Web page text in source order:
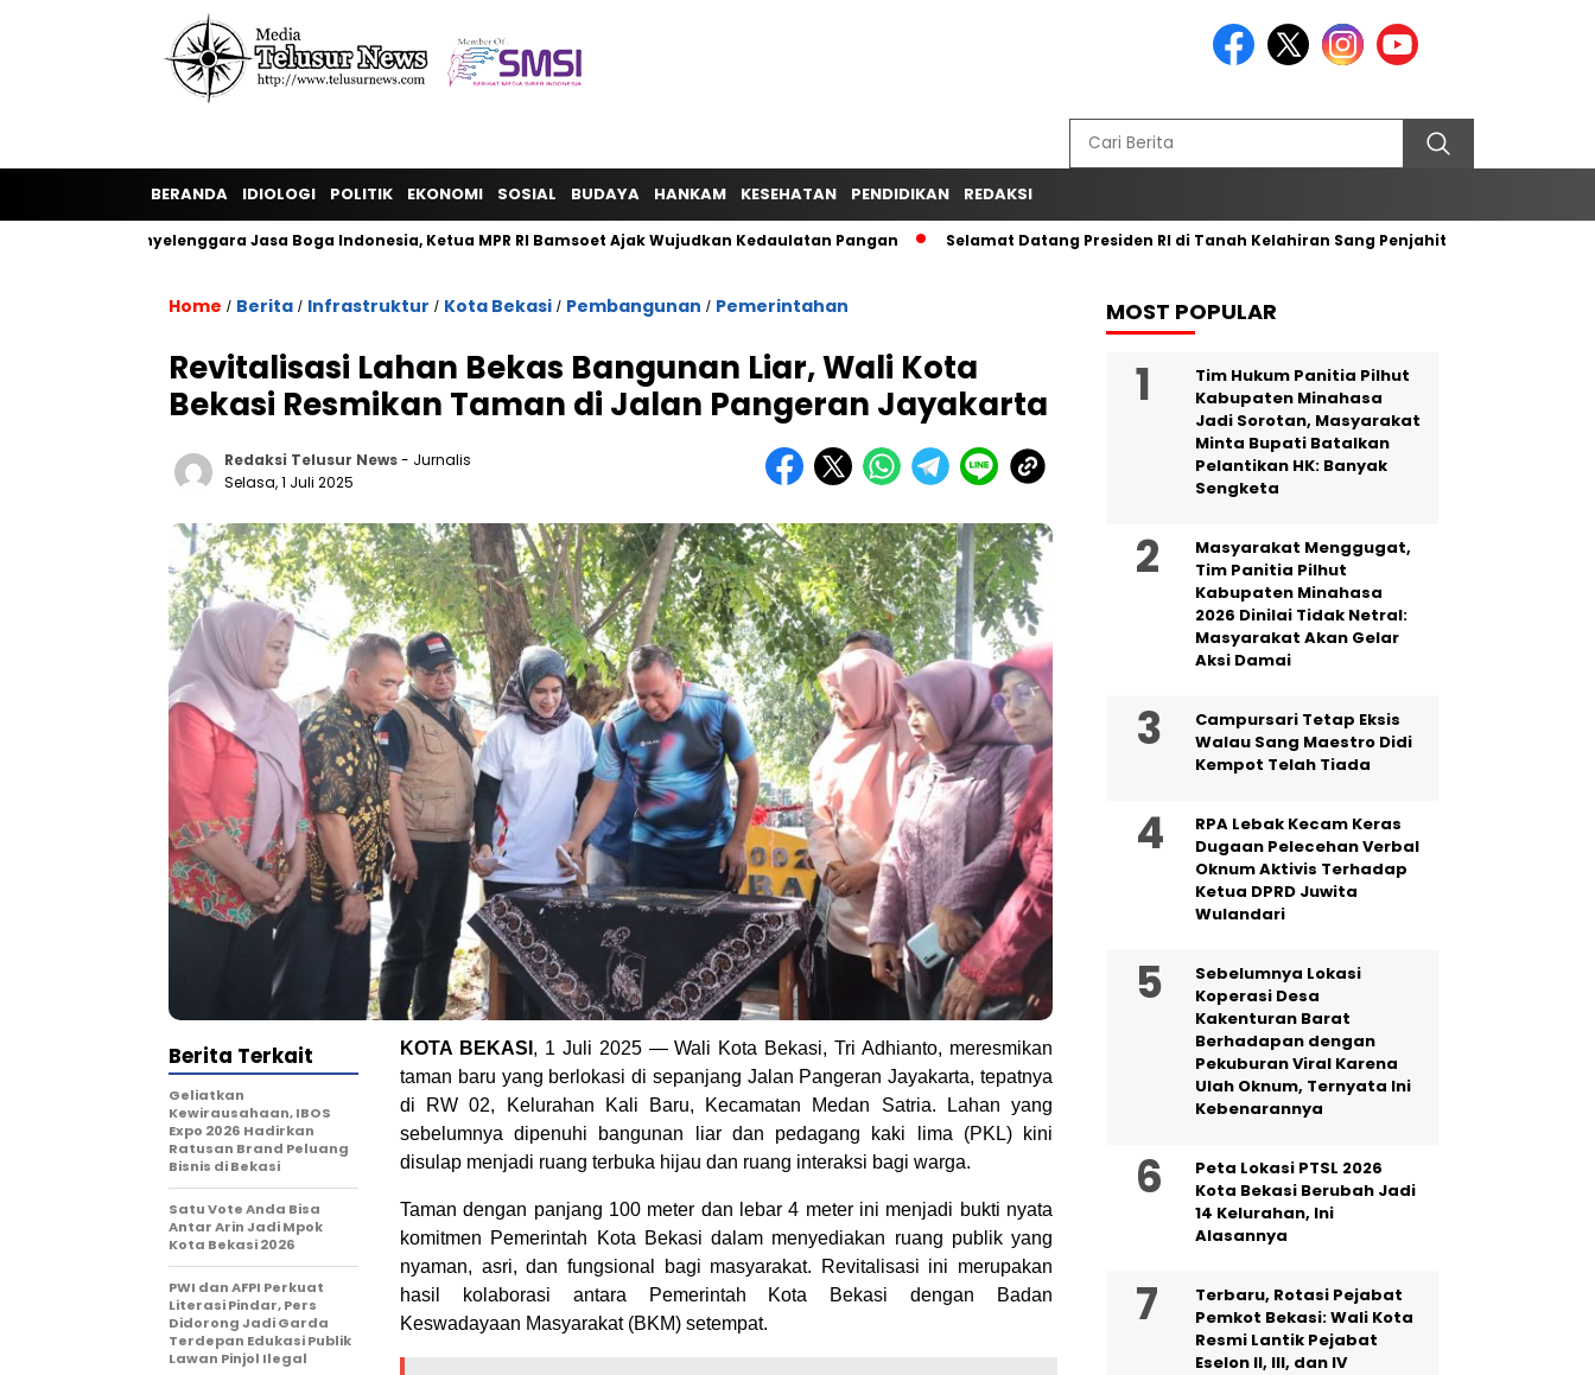
BERANDA IDIOLOGI POLITIK EKONOMI SOSIAL BUDAYA HANKAM KESEHATAN PENDIDIKAN REDAKSI
Penyelenggara Jasa Boga Indonesia, Ketua MPR RI Bamsoet Ajak Wujudkan Kedaulatan Pangan Selamat Datang Presiden RI di Tanah Kelahiran Sang Penjahit Bendera Merah Putih
Home / Berita / Infrastruktur / Kota Bekasi / Pembangunan / Pemerintahan
Revitalisasi Lahan Bekas Bangunan Liar, Wali Kota
Bekasi Resmikan Taman di Jalan Pangeran Jayakarta
Redaksi Telusur News- Jurnalis
Selasa, 1 Juli 2025
KOTA BEKASI , 1 Juli 2025 — Wali Kota Bekasi, Tri Adhianto, meresmikan
taman baru yang berlokasi di sepanjang Jalan Pangeran Jayakarta, tepatnya
di RW 02, Kelurahan Kali Baru, Kecamatan Medan Satria. Lahan yang
sebelumnya dipenuhi bangunan liar dan pedagang kaki lima (PKL) kini
disulap menjadi ruang terbuka hijau dan ruang interaksi bagi warga.
Taman dengan panjang 100 meter dan lebar 4 meter ini menjadi bukti nyata
komitmen Pemerintah Kota Bekasi dalam menyediakan ruang publik yang
nyaman, asri, dan fungsional bagi masyarakat. Revitalisasi ini merupakan
hasil kolaborasi antara Pemerintah Kota Bekasi dengan Badan
Keswadayaan Masyarakat (BKM) setempat.
Berita Terkait
‎Geliatkan
Kewirausahaan, IBOS
Expo 2026 Hadirkan
Ratusan Brand Peluang
Bisnis di Bekasi
Satu Vote Anda Bisa
Antar Arin Jadi Mpok
Kota Bekasi 2026
PWI dan AFPI Perkuat
Literasi Pindar, Pers
Didorong Jadi Garda
Terdepan Edukasi Publik
Lawan Pinjol Ilegal
MOST POPULAR
Tim Hukum Panitia Pilhut
Kabupaten Minahasa
Jadi Sorotan, Masyarakat
Minta Bupati Batalkan
Pelantikan HK: Banyak
Sengketa
Masyarakat Menggugat,
Tim Panitia Pilhut
Kabupaten Minahasa
2026 Dinilai Tidak Netral:
Masyarakat Akan Gelar
Aksi Damai
Campursari Tetap Eksis
Walau Sang Maestro Didi
Kempot Telah Tiada
RPA Lebak Kecam Keras
Dugaan Pelecehan Verbal
Oknum Aktivis Terhadap
Ketua DPRD Juwita
Wulandari
Sebelumnya Lokasi
Koperasi Desa
Kakenturan Barat
Berhadapan dengan
Pekuburan Viral Karena
Ulah Oknum, Ternyata Ini
Kebenarannya
Peta Lokasi PTSL 2026
Kota Bekasi Berubah Jadi
14 Kelurahan, Ini
Alasannya
‎Terbaru, Rotasi Pejabat
Pemkot Bekasi: Wali Kota
Resmi Lantik Pejabat
Eselon II, III, dan IV ‎